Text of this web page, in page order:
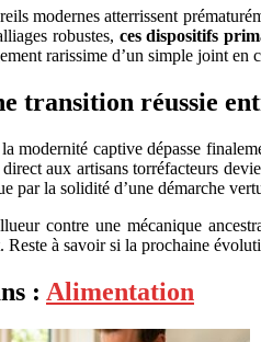
modernes atterrissent
robustes, ces dispositifs
rarissime d’un simple joint
transition réussie
modernité captive dépasse
direct aux artisans torréfacteurs
par la solidité d’une démarche
contre une mécanique
Reste à savoir si la prochaine
: Alimentation